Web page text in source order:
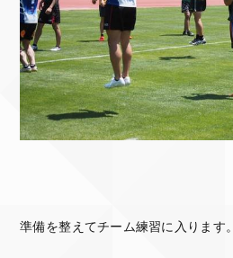
準備を整えてチーム練習に入ります。